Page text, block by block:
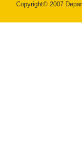
Copyright© 2007